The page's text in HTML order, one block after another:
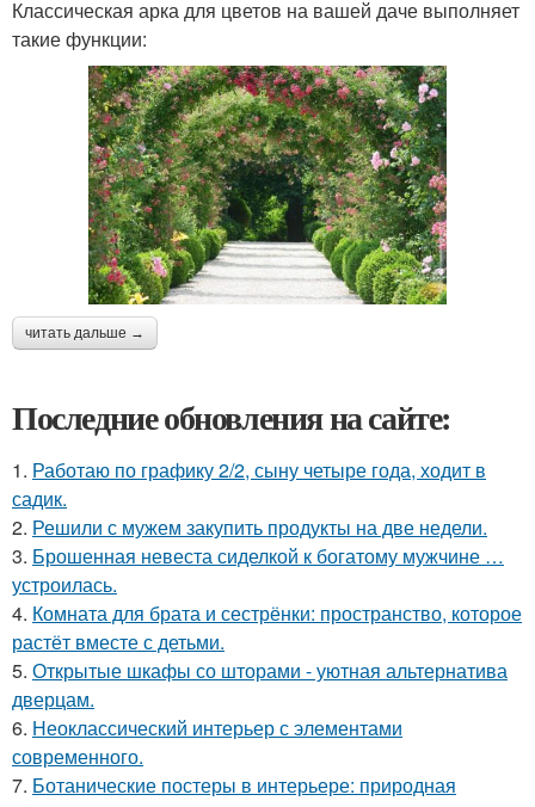
Классическая арка для цветов на вашей даче выполняет
такие функции:
читать дальше →
Последние обновления на сайте:
1. Работаю по графику 2/2, сыну четыре года, ходит в
садик.
2. Решили с мужем закупить продукты на две недели.
3. Брошенная невеста сиделкой к богатому мужчине …
устроилась.
4. Комната для брата и сестрёнки: пространство, которое
растёт вместе с детьми.
5. Открытые шкафы со шторами - уютная альтернатива
дверцам.
6. Неоклассический интерьер с элементами
современного.
7. Ботанические постеры в интерьере: природная